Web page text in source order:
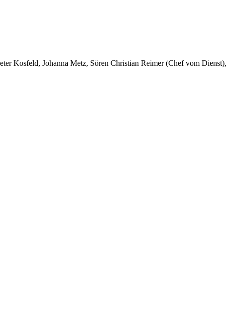
Kosfeld, Johanna Metz, Sören Christian Reimer (Chef vom Dienst),